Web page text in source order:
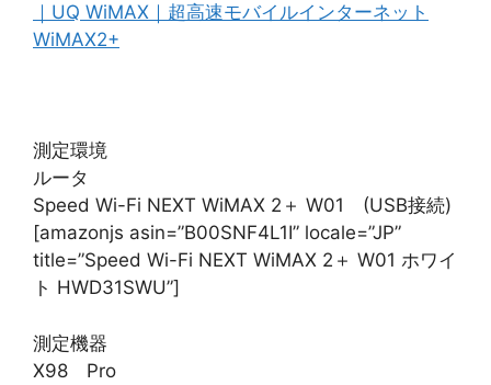
｜UQ WiMAX｜超高速モバイルインターネット
WiMAX2+
測定環境
ルータ
Speed Wi-Fi NEXT WiMAX 2＋ W01 (USB接続)
[amazonjs asin=”B00SNF4L1I” locale=”JP”
title=”Speed Wi-Fi NEXT WiMAX 2＋ W01 ホワイ
ト HWD31SWU”]
測定機器
X98 Pro